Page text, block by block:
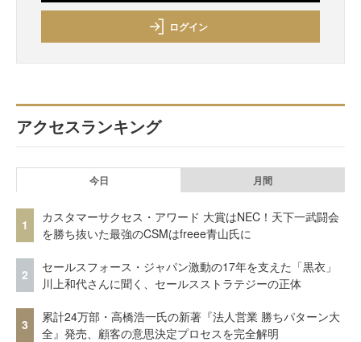
ログイン
アクセスランキング
今日 月間
1
カスタマーサクセス・アワード 大賞はNEC！天下一武闘会
を勝ち抜いた最強のCSMはfreee青山氏に
2
セールスフォース・ジャパン激動の17年を支えた「黒衣」
川上和代さんに聞く、セールスストラテジーの正体
3
累計24万部・高橋浩一氏の新著『法人営業 勝ちパターン大
全』発売、顧客の意思決定プロセスを完全解明